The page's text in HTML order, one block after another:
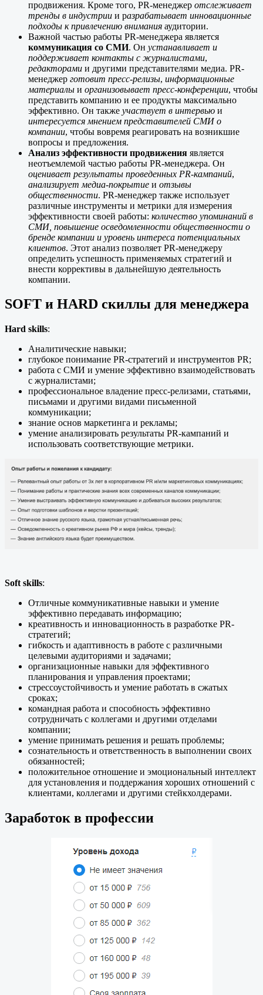
продвижения. Кроме того, PR-менеджер отслеживает
тренды в индустрии и разрабатывает инновационные
подходы к привлечению внимания аудитории.
Важной частью работы PR-менеджера является
коммуникация со СМИ. Он устанавливает и
поддерживает контакты с журналистами,
редакторами и другими представителями медиа. PR-
менеджер готовит пресс-релизы, информационные
материалы и организовывает пресс-конференции, чтобы
представить компанию и ее продукты максимально
эффективно. Он также участвует в интервью и
интересуется мнением представителей СМИ о
компании, чтобы вовремя реагировать на возникшие
вопросы и предложения.
Анализ эффективности продвижения является
неотъемлемой частью работы PR-менеджера. Он
оценивает результаты проведенных PR-кампаний,
анализирует медиа-покрытие и отзывы
общественности. PR-менеджер также использует
различные инструменты и метрики для измерения
эффективности своей работы: количество упоминаний в
СМИ, повышение осведомленности общественности о
бренде компании и уровень интереса потенциальных
клиентов. Этот анализ позволяет PR-менеджеру
определить успешность применяемых стратегий и
внести коррективы в дальнейшую деятельность
компании.
SOFT и HARD скиллы для менеджера
Hard skills:
Аналитические навыки;
глубокое понимание PR-стратегий и инструментов PR;
работа с СМИ и умение эффективно взаимодействовать
с журналистами;
профессиональное владение пресс-релизами, статьями,
письмами и другими видами письменной
коммуникации;
знание основ маркетинга и рекламы;
умение анализировать результаты PR-кампаний и
использовать соответствующие метрики.
Soft skills:
Отличные коммуникативные навыки и умение
эффективно передавать информацию;
креативность и инновационность в разработке PR-
стратегий;
гибкость и адаптивность в работе с различными
целевыми аудиториями и задачами;
организационные навыки для эффективного
планирования и управления проектами;
стрессоустойчивость и умение работать в сжатых
сроках;
командная работа и способность эффективно
сотрудничать с коллегами и другими отделами
компании;
умение принимать решения и решать проблемы;
сознательность и ответственность в выполнении своих
обязанностей;
положительное отношение и эмоциональный интеллект
для установления и поддержания хороших отношений с
клиентами, коллегами и другими стейкхолдерами.
Заработок в профессии